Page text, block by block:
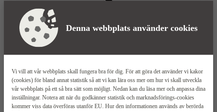
Denna webbplats använder cookies
Vi vill att vår webbplats skall fungera bra för dig. För att göra det använder vi kakor
(cookies) för bland annat statistik så att vi kan lära oss mer om hur vi skall utveckla
vår webbplats på ett så bra sätt som möjligt. Nedan kan du läsa mer och anpassa dina
inställningar. Notera att när du godkänner statistik och marknadsförings-cookies
kommer viss data överföras utanför EU. Hur den informationen används av berörda
Våra säljkontor